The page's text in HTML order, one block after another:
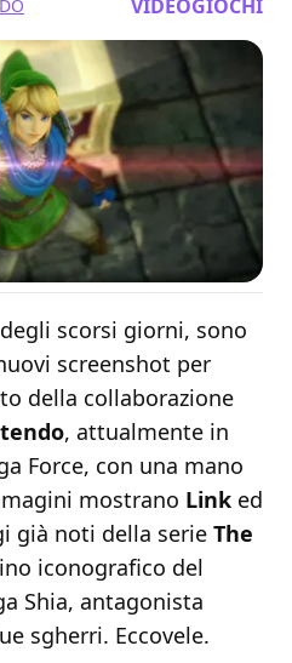
VIDEOGIOCHI
scorsi giorni, sono
screenshot per
della collaborazione
, attualmente in
Force, con una mano
mostrano Link ed
già noti della serie The
iconografico del
Shia, antagonista
sgherri. Eccovele.